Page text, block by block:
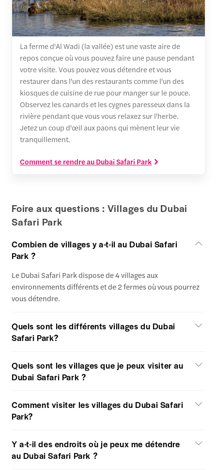
La ferme d'Al Wadi (la vallée) est une vaste aire de
repos conçue où vous pouvez faire une pause pendant
votre visite. Vous pouvez vous détendre et vous
restaurer dans l'un des restaurants comme l'un des
kiosques de cuisine de rue pour manger sur le pouce.
Observez les canards et les cygnes paresseux dans la
rivière pendant que vous vous relaxez sur l'herbe.
Jetez un coup d'œil aux paons qui mènent leur vie
tranquillement.
Comment se rendre au Dubai Safari Park
Foire aux questions : Villages du Dubai
Safari Park
Combien de villages y a-t-il au Dubai Safari
Park ?
Le Dubai Safari Park dispose de 4 villages aux
environnements différents et de 2 fermes où vous pourrez
vous détendre.
Quels sont les différents villages du Dubai
Safari Park?
Quels sont les villages que je peux visiter au
Dubai Safari Park ?
Comment visiter les villages du Dubai Safari
Park?
Y a-t-il des endroits où je peux me détendre
au Dubai Safari Park ?